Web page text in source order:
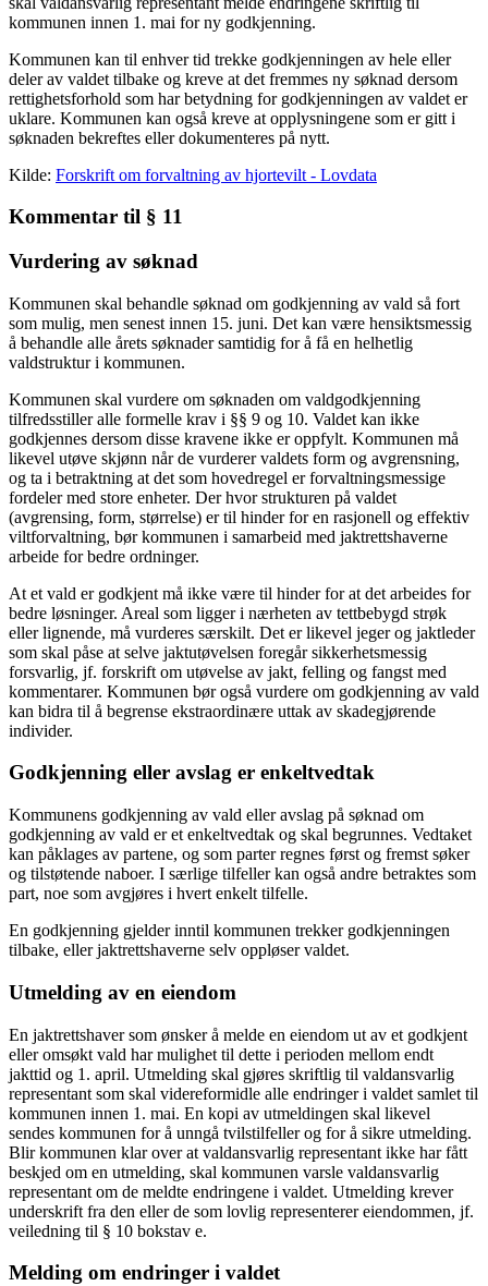
kommunen innen 1. mai for ny godkjenning.
Kommunen kan til enhver tid trekke godkjenningen av hele eller
deler av valdet tilbake og kreve at det fremmes ny søknad dersom
rettighetsforhold som har betydning for godkjenningen av valdet er
uklare. Kommunen kan også kreve at opplysningene som er gitt i
søknaden bekreftes eller dokumenteres på nytt.
Kilde: Forskrift om forvaltning av hjortevilt - Lovdata
Kommentar til § 11
Vurdering av søknad
Kommunen skal behandle søknad om godkjenning av vald så fort
som mulig, men senest innen 15. juni. Det kan være hensiktsmessig
å behandle alle årets søknader samtidig for å få en helhetlig
valdstruktur i kommunen.
Kommunen skal vurdere om søknaden om valdgodkjenning
tilfredsstiller alle formelle krav i §§ 9 og 10. Valdet kan ikke
godkjennes dersom disse kravene ikke er oppfylt. Kommunen må
likevel utøve skjønn når de vurderer valdets form og avgrensning,
og ta i betraktning at det som hovedregel er forvaltningsmessige
fordeler med store enheter. Der hvor strukturen på valdet
(avgrensing, form, størrelse) er til hinder for en rasjonell og effektiv
viltforvaltning, bør kommunen i samarbeid med jaktrettshaverne
arbeide for bedre ordninger.
At et vald er godkjent må ikke være til hinder for at det arbeides for
bedre løsninger. Areal som ligger i nærheten av tettbebygd strøk
eller lignende, må vurderes særskilt. Det er likevel jeger og jaktleder
som skal påse at selve jaktutøvelsen foregår sikkerhetsmessig
forsvarlig, jf. forskrift om utøvelse av jakt, felling og fangst med
kommentarer. Kommunen bør også vurdere om godkjenning av vald
kan bidra til å begrense ekstraordinære uttak av skadegjørende
individer.
Godkjenning eller avslag er enkeltvedtak
Kommunens godkjenning av vald eller avslag på søknad om
godkjenning av vald er et enkeltvedtak og skal begrunnes. Vedtaket
kan påklages av partene, og som parter regnes først og fremst søker
og tilstøtende naboer. I særlige tilfeller kan også andre betraktes som
part, noe som avgjøres i hvert enkelt tilfelle.
En godkjenning gjelder inntil kommunen trekker godkjenningen
tilbake, eller jaktrettshaverne selv oppløser valdet.
Utmelding av en eiendom
En jaktrettshaver som ønsker å melde en eiendom ut av et godkjent
eller omsøkt vald har mulighet til dette i perioden mellom endt
jakttid og 1. april. Utmelding skal gjøres skriftlig til valdansvarlig
representant som skal videreformidle alle endringer i valdet samlet til
kommunen innen 1. mai. En kopi av utmeldingen skal likevel
sendes kommunen for å unngå tvilstilfeller og for å sikre utmelding.
Blir kommunen klar over at valdansvarlig representant ikke har fått
beskjed om en utmelding, skal kommunen varsle valdansvarlig
representant om de meldte endringene i valdet. Utmelding krever
underskrift fra den eller de som lovlig representerer eiendommen, jf.
veiledning til § 10 bokstav e.
Melding om endringer i valdet